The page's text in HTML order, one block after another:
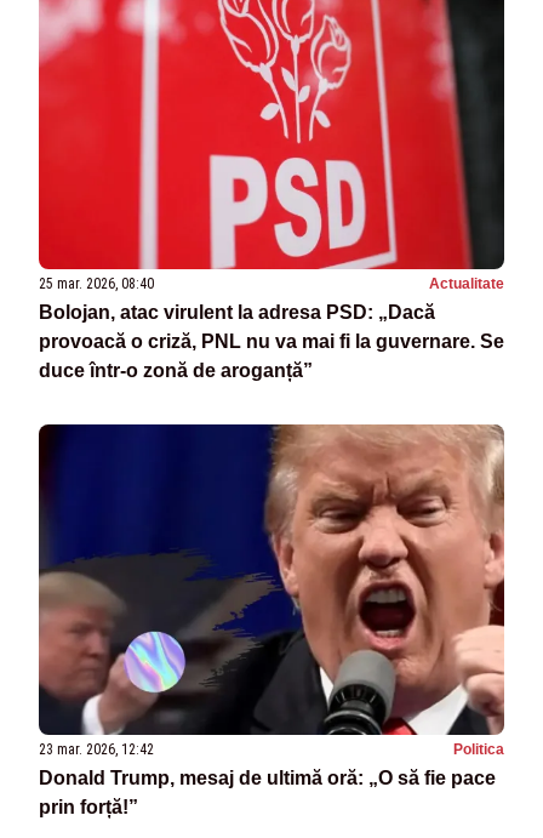
25 mar. 2026, 08:40 Actualitate
Bolojan, atac virulent la adresa PSD: „Dacă
provoacă o criză, PNL nu va mai fi la guvernare. Se
duce într-o zonă de aroganță”
23 mar. 2026, 12:42 Politica
Donald Trump, mesaj de ultimă oră: „O să fie pace
prin forță!”